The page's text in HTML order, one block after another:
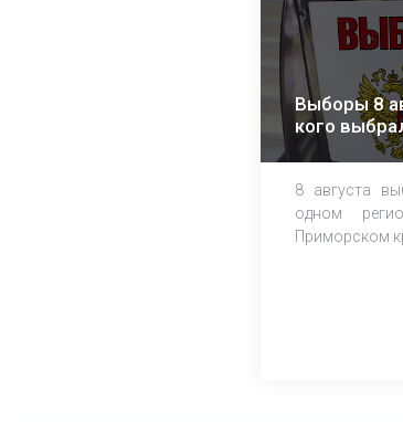
Выборы 8
кого
8 августа
одном
Приморском